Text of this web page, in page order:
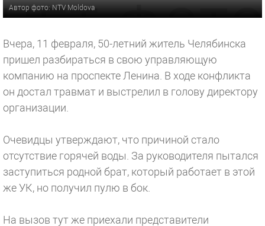
Автор фото: NTV Moldova
Вчера, 11 февраля, 50-летний житель Челябинска
пришел разбираться в свою управляющую
компанию на проспекте Ленина. В ходе конфликта
он достал травмат и выстрелил в голову директору
организации.
Очевидцы утверждают, что причиной стало
отсутствие горячей воды. За руководителя пытался
заступиться родной брат, который работает в этой
же УК, но получил пулю в бок.
На вызов тут же приехали представители